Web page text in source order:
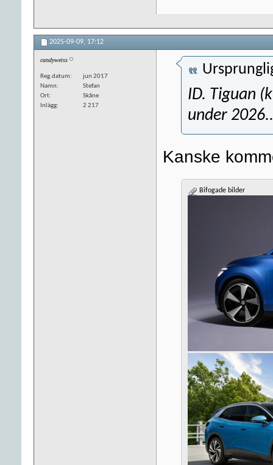
2025-09-09, 17:12
candyweiss
Reg.datum
jun 2017
Namn
Stefan
Ort
Skåne
Inlägg
2 217
ID. Tiguan
under
Kanske
Bifogade bilder